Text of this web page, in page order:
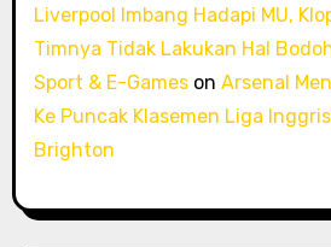
Liverpool Imbang Hadapi MU,
Timnya Tidak Lakukan Hal
Sport & E-Gameson Arsenal
Ke Puncak Klasemen Liga
Brighton